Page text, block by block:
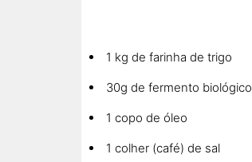
1 kg de farinha de trigo
30g de fermento biológico
1 copo de óleo
1 colher (café) de sal